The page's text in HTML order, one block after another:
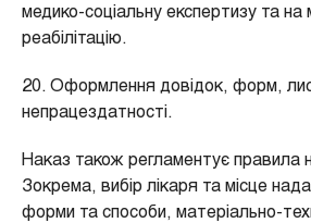
медико-соціальну експертизу та на
реабілітацію.
20. Оформлення довідок, форм,
непрацездатності.
Наказ також регламентує
Зокрема, вибір лікаря та місце
форми та способи, матеріально-